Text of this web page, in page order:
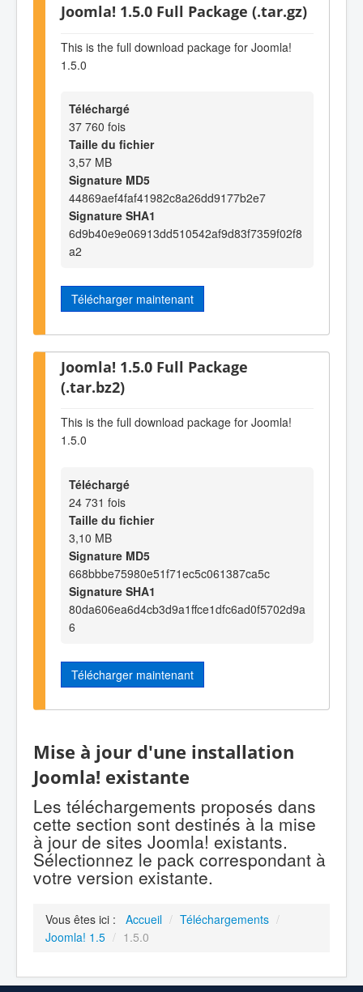
Joomla! 1.5.0 Full Package (.tar.gz)
This is the full download package for Joomla!
1.5.0
Téléchargé
37 760 fois
Taille du fichier
3,57 MB
Signature MD5
44869aef4faf41982c8a26dd9177b2e7
Signature SHA1
6d9b40e9e06913dd510542af9d83f7359f02f8
a2
Télécharger maintenant
Joomla! 1.5.0 Full Package
(.tar.bz2)
This is the full download package for Joomla!
1.5.0
Téléchargé
24 731 fois
Taille du fichier
3,10 MB
Signature MD5
668bbbe75980e51f71ec5c061387ca5c
Signature SHA1
80da606ea6d4cb3d9a1ffce1dfc6ad0f5702d9a
6
Télécharger maintenant
Mise à jour d'une installation
Joomla! existante
Les téléchargements proposés dans
cette section sont destinés à la mise
à jour de sites Joomla! existants.
Sélectionnez le pack correspondant à
votre version existante.
Vous êtes ici : Accueil / Téléchargements /
Joomla! 1.5 / 1.5.0